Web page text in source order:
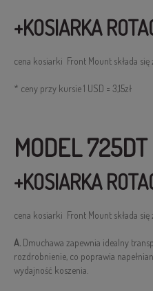
+KOSIARKA
cena kosiarki Front Mount składa
* ceny przy kursie 1 USD = 3,15zł
MODEL 725DT
+KOSIARKA
cena kosiarki Front Mount składa
A. Dmuchawa zapewnia idealny
rozdrobnienie, co poprawia
wydajność koszenia.